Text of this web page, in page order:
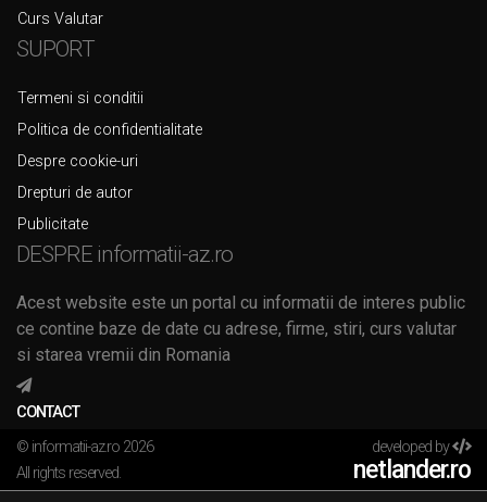
Curs Valutar
SUPORT
Termeni si conditii
Politica de confidentialitate
Despre cookie-uri
Drepturi de autor
Publicitate
DESPRE informatii-az.ro
Acest website este un portal cu informatii de interes public
ce contine baze de date cu adrese, firme, stiri, curs valutar
si starea vremii din Romania
CONTACT
© informatii-az.ro 2026
All rights reserved.
developed by
netlander.ro